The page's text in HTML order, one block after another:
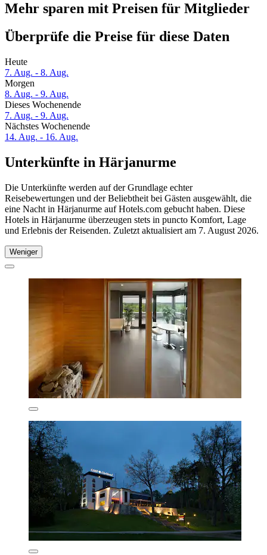
Mehr sparen mit Preisen für Mitglieder
Überprüfe die Preise für diese Daten
Heute
7. Aug. - 8. Aug.
Morgen
8. Aug. - 9. Aug.
Dieses Wochenende
7. Aug. - 9. Aug.
Nächstes Wochenende
14. Aug. - 16. Aug.
Unterkünfte in Härjanurme
Die Unterkünfte werden auf der Grundlage echter
Reisebewertungen und der Beliebtheit bei Gästen ausgewählt, die
eine Nacht in Härjanurme auf Hotels.com gebucht haben. Diese
Hotels in Härjanurme überzeugen stets in puncto Komfort, Lage
und Erlebnis der Reisenden. Zuletzt aktualisiert am 7. August 2026.
Weniger